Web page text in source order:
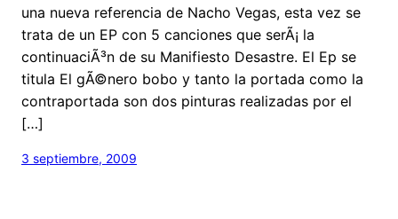
una nueva referencia de Nacho Vegas, esta vez se
trata de un EP con 5 canciones que serÃ¡ la
continuaciÃ³n de su Manifiesto Desastre. El Ep se
titula El gÃ©nero bobo y tanto la portada como la
contraportada son dos pinturas realizadas por el
[…]
3 septiembre, 2009